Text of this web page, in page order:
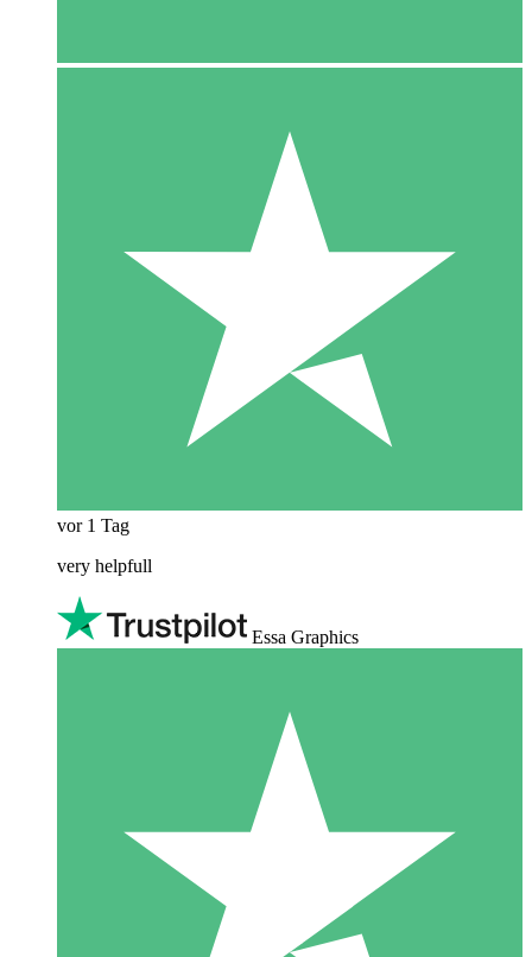
vor 1 Tag
very helpfull
Essa Graphics